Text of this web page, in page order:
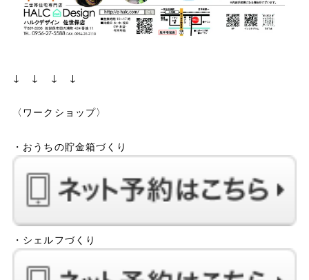
↓ ↓ ↓ ↓
〈ワークショップ〉
・おうちの貯金箱づくり
・シェルフづくり